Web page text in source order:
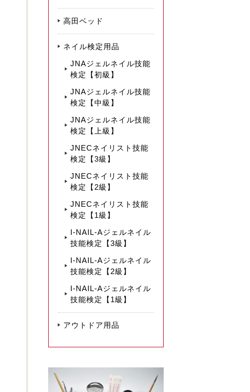
高田ベッド
ネイル検定用品
JNAジェルネイル技能
検定【初級】
JNAジェルネイル技能
検定【中級】
JNAジェルネイル技能
検定【上級】
JNECネイリスト技能
検定【3級】
JNECネイリスト技能
検定【2級】
JNECネイリスト技能
検定【1級】
I-NAIL-Aジェルネイル
技能検定【3級】
I-NAIL-Aジェルネイル
技能検定【2級】
I-NAIL-Aジェルネイル
技能検定【1級】
アウトドア用品